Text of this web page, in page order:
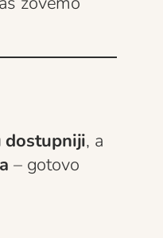
dostupniji, a
– gotovo